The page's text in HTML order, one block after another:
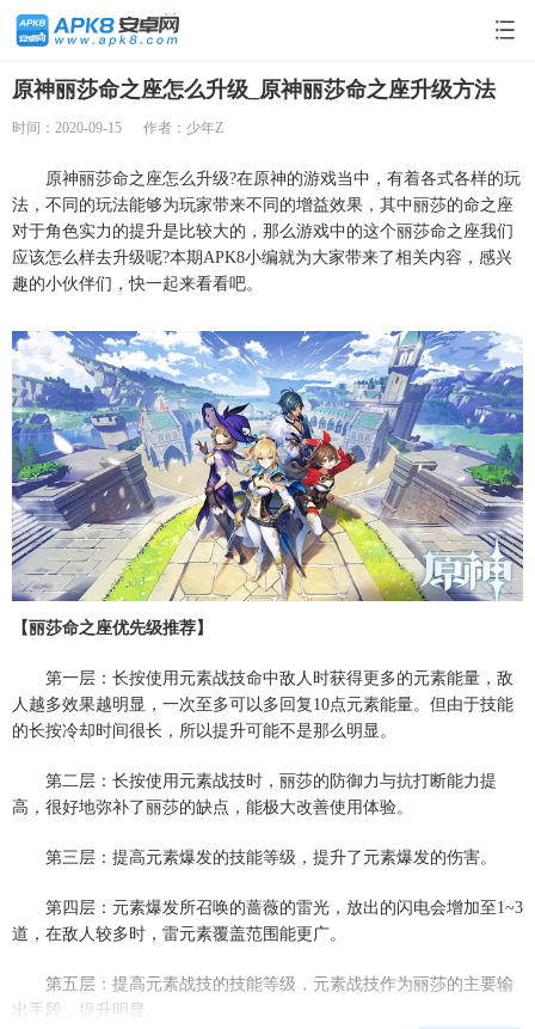
原神丽莎命之座怎么升级_原神丽莎命之座升级方法
时间：2020-09-15 作者：少年Z
原神丽莎命之座怎么升级?在原神的游戏当中，有着各式各样的玩
法，不同的玩法能够为玩家带来不同的增益效果，其中丽莎的命之座
对于角色实力的提升是比较大的，那么游戏中的这个丽莎命之座我们
应该怎么样去升级呢?本期APK8小编就为大家带来了相关内容，感兴
趣的小伙伴们，快一起来看看吧。
【丽莎命之座优先级推荐】
第一层：长按使用元素战技命中敌人时获得更多的元素能量，敌
人越多效果越明显，一次至多可以多回复10点元素能量。但由于技能
的长按冷却时间很长，所以提升可能不是那么明显。
第二层：长按使用元素战技时，丽莎的防御力与抗打断能力提
高，很好地弥补了丽莎的缺点，能极大改善使用体验。
第三层：提高元素爆发的技能等级，提升了元素爆发的伤害。
第四层：元素爆发所召唤的蔷薇的雷光，放出的闪电会增加至1~3
道，在敌人较多时，雷元素覆盖范围能更广。
第五层：提高元素战技的技能等级，元素战技作为丽莎的主要输
出手段，提升明显。